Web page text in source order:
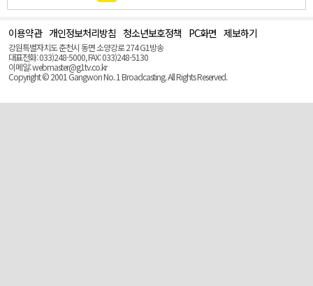
이용약관 개인정보처리방침 청소년보호정책 PC화면 제보하기
강원특별자치도 춘천시 동면 소양강로 274 G1방송
대표전화: 033)248-5000, FAX: 033)248-5130
이메일: webmaster@g1tv.co.kr
Copyright © 2001 Gangwon No. 1 Broadcasting. All Rights Reserved.